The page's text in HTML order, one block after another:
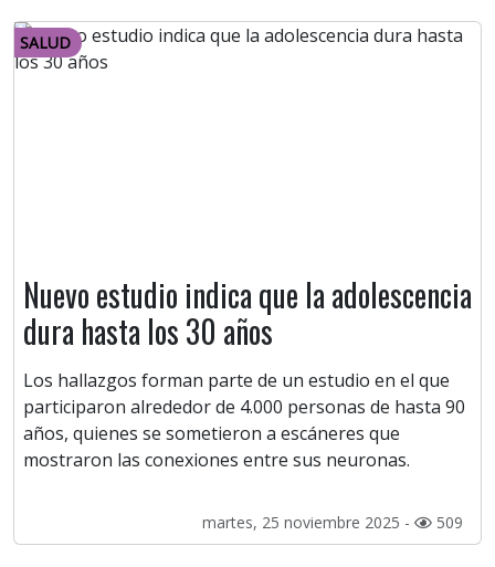
SALUD
Nuevo estudio indica que la adolescencia
dura hasta los 30 años
Los hallazgos forman parte de un estudio en el que
participaron alrededor de 4.000 personas de hasta 90
años, quienes se sometieron a escáneres que
mostraron las conexiones entre sus neuronas.
martes, 25 noviembre 2025 - 509